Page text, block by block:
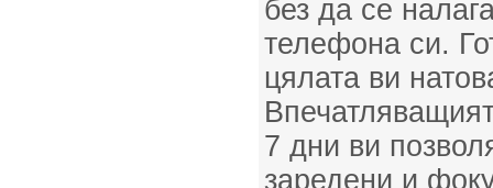
без да се
телефона си.
цялата ви
7 дни ви
заредени и